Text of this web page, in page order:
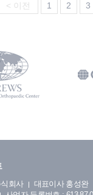
< 이전 1 2 3
회사
대표이사 홍성완